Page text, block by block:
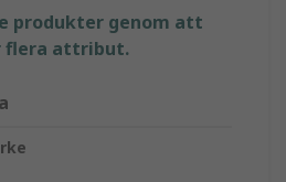
produkter genom att
flera attribut.